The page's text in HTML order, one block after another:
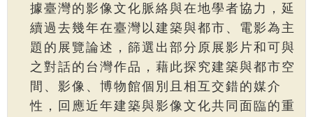
據臺灣的影像文化脈絡與在地學者協力，延
續過去幾年在臺灣以建築與都市、電影為主
題的展覽論述，篩選出部分原展影片和可與
之對話的台灣作品，藉此探究建築與都市空
間、影像、博物館個別且相互交錯的媒介
性，回應近年建築與影像文化共同面臨的重